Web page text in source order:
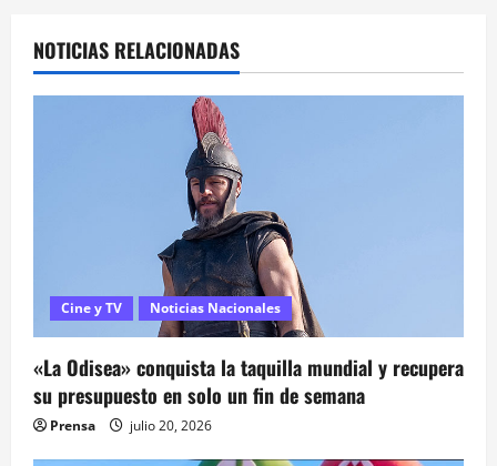
c
e
n
t
NOTICIAS RELACIONADAS
Cine y TV Noticias Nacionales
«La Odisea» conquista la taquilla mundial y recupera
su presupuesto en solo un fin de semana
Prensa julio 20, 2026